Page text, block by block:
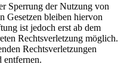
Sperrung der Nutzung von
Gesetzen bleiben hiervon
ist jedoch erst ab dem
Rechtsverletzung möglich.
Rechtsverletzungen
entfernen.